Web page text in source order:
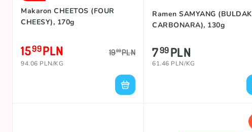
Makaron CHEETOS (FOUR
CHEESY), 170g
1599PLN 1999PLN
94.06 PLN/KG
Ramen SAMYANG (BULDAK
CARBONARA), 130g
799PLN
61.46 PLN/KG